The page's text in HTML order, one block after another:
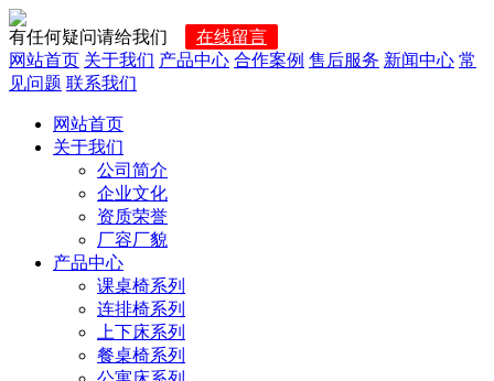
有任何疑问请给我们
在线留言
网站首页 关于我们 产品中心 合作案例 售后服务 新闻中心 常
见问题 联系我们
网站首页
关于我们
公司简介
企业文化
资质荣誉
厂容厂貌
产品中心
课桌椅系列
连排椅系列
上下床系列
餐桌椅系列